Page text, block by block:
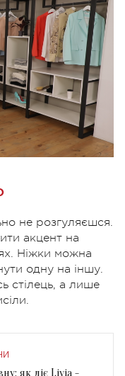
не розгуляєшся.
акцент на
Ніжки можна
одну на іншу.
стілець, а лише
як діє Livia -